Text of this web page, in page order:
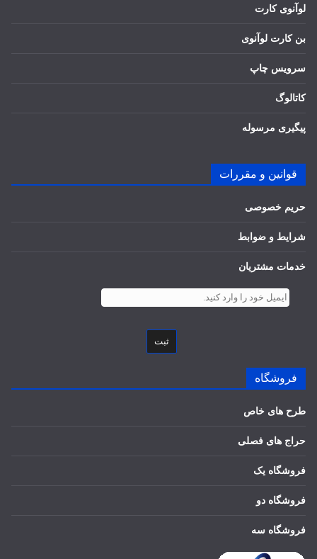
لوآنوی کارت
بن کارت لوآنوی
سرویس چاپ
کاتالوگ
پیگیری مرسوله
قوانین و مقررات
حریم خصوصی
شرایط و ضوابط
خدمات مشتریان
ثبت
فروشگاه
طرح های خاص
حراج های فصلی
فروشگاه یک
فروشگاه دو
فروشگاه سه